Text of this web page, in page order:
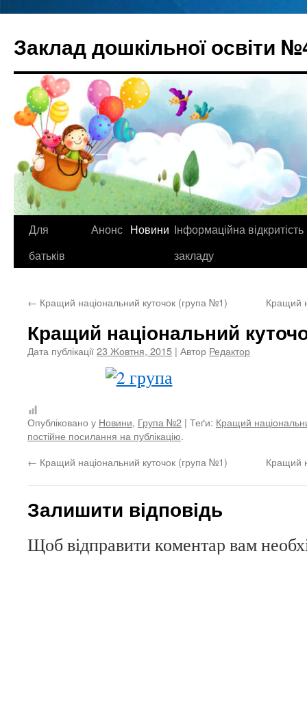
вмісту
Заклад дошкільної освіти
Для
батьків
Анонс Новини Інформаційна відкритість
закладу
← Кращий національний куточок (група №1) Кращий
Кращий національний
Дата публікації23 Жовтня, 2015 | Автор Редактор
Опубліковано у Новини, Група №2 | Теґи: Кращий
постійне посилання на публікацію.
← Кращий національний куточок (група №1) Кращий
Залишити відповідь
Щоб відправити коментар вам